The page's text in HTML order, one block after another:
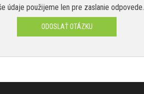
údaje použijeme len pre zaslanie odpovede.
ODOSLAŤ OTÁZKU